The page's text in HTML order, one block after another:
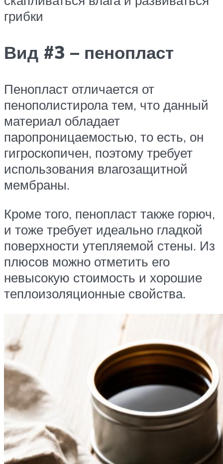
грибки
Вид #3 – пенопласт
Пенопласт отличается от
пенополистирола тем, что данный
материал обладает
паропроницаемостью, то есть, он
гигроскопичен, поэтому требует
использования влагозащитной
мембраны.
Кроме того, пенопласт также горюч,
и тоже требует идеально гладкой
поверхности утепляемой стены. Из
плюсов можно отметить его
невысокую стоимость и хорошие
теплоизоляционные свойства.